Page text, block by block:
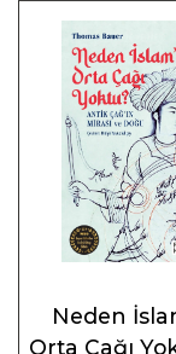
Neden
Orta Çağı